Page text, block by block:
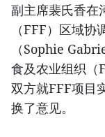
副主席裴氏香在
（FFF）区域协
（Sophie
食及农业组织（
双方就FFF项目
换了意见。